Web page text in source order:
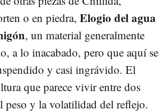
o en piedra, Elogio del agua
, un material generalmente
a lo inacabado, pero que aquí se
y casi ingrávido. El
que parece vivir entre dos
peso y la volatilidad del reflejo.